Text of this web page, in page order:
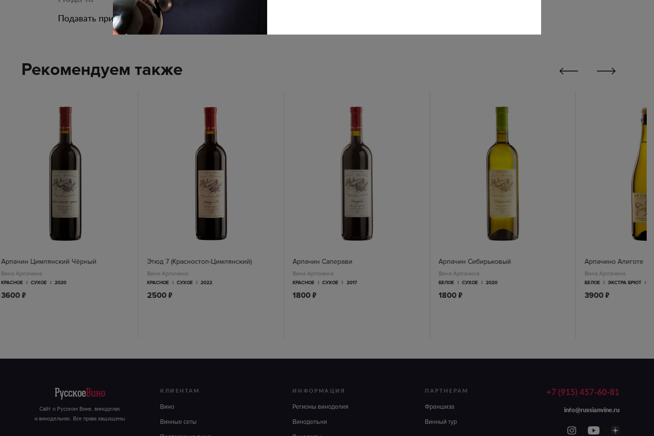
Подавать при температуре 10 - 12С
Рекомендуем также
Арпачин Цимлянский Чёрный
Вина Арпачина
КРАСНОЕ | СУХОЕ | 2020
3600п
Этюд 7 (Красностоп-Цимлянский)
Вина Арпачина
КРАСНОЕ | СУХОЕ | 2022
2500п
Арпачин Саперави
Вина Арпачина
КРАСНОЕ | СУХОЕ | 2017
1800п
Арпачин Сибирьковый
Вина Арпачина
БЕЛОЕ | СУХОЕ | 2020
1800п
Арпачино Алиготе
Вина Арпачина
БЕЛОЕ | ЭКСТРА БРЮТ |
3900 п
КЛИЕНТАМ
Вино
Винные сеты
ИНФОРМАЦИЯ
Регионы виноделия
Винодельни
ПАРТНЕРАМ
Франшиза
Винный тур
+7 (915) 457-60-81
info@russianvine.ru
Сайт о Русском Вине, виноделах
и винодельнях. Все права защищены